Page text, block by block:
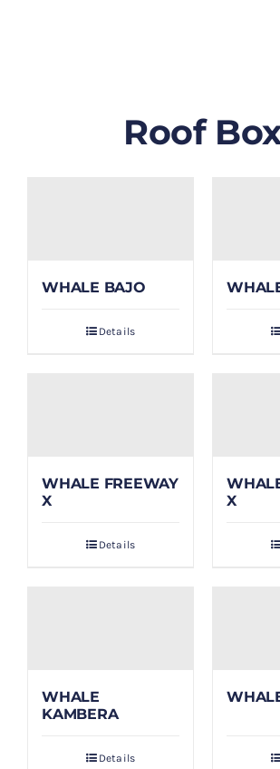
PAYMENT
Roof
WHALE BAJO
Details
WHALE FREEWAY
X
Details
X
WHALE
KAMBERA
Details